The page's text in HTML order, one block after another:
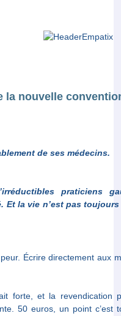
la nouvelle
de ses médecins.
praticiens
n’est pas toujours
Écrire directement aux
forte, et la revendication
un point c’est tout, c’est